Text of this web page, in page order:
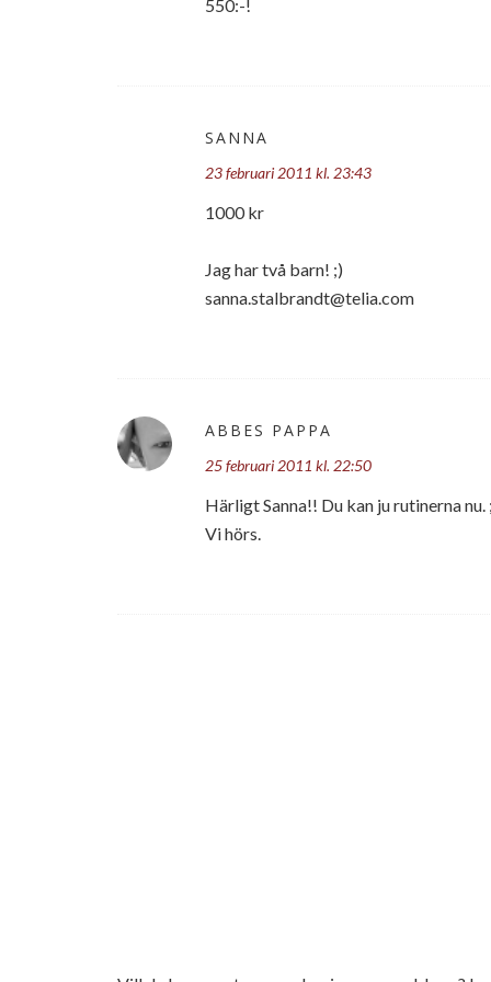
550:-!
SANNA
23 februari 2011 kl. 23:43
1000 kr
Jag har två barn! ;)
sanna.stalbrandt@telia.com
ABBES PAPPA
25 februari 2011 kl. 22:50
Härligt Sanna!! Du kan ju rutinerna nu.
Vi hörs.